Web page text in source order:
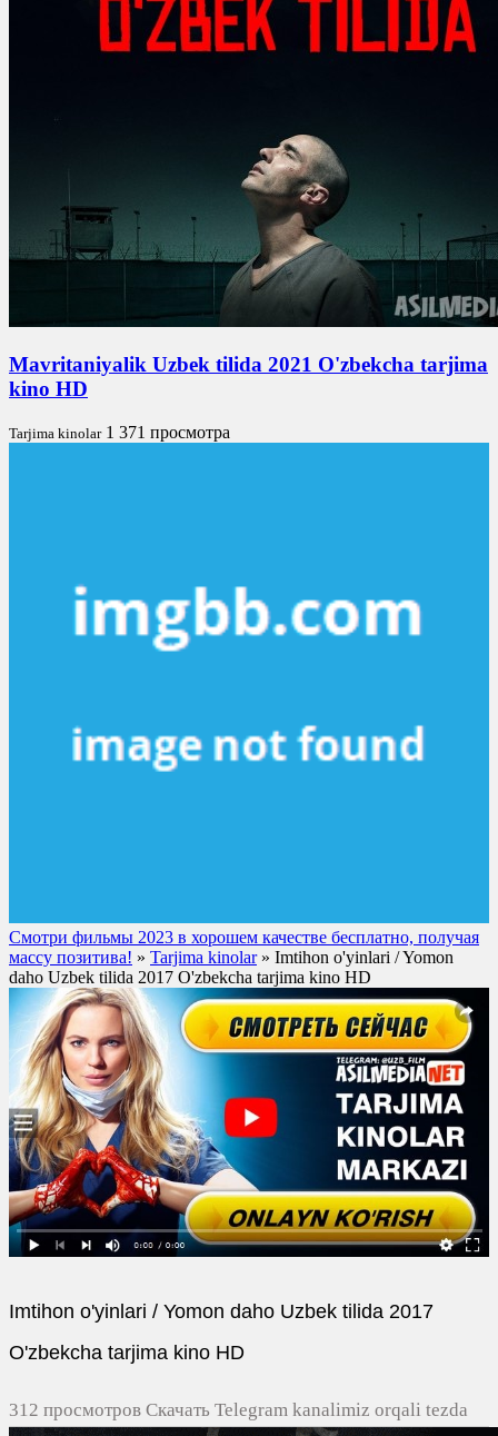
Mavritaniyalik Uzbek tilida 2021 O'zbekcha tarjima
kino HD
Tarjima kinolar 1 371 просмотра
Смотри фильмы 2023 в хорошем качестве бесплатно, получая
массу позитива! » Tarjima kinolar» Imtihon o'yinlari / Yomon
daho Uzbek tilida 2017 O'zbekcha tarjima kino HD
Imtihon o'yinlari / Yomon daho Uzbek tilida 2017
O'zbekcha tarjima kino HD
312 просмотров Скачать Telegram kanalimiz orqali tezda